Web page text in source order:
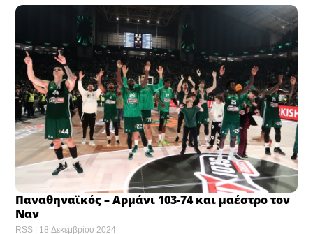
Παναθηναϊκός – Αρμάνι 103-74 και μαέστρο τον
Ναν
RSS 18 Δεκεμβρίου 2024